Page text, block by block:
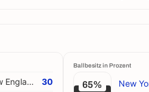
New England
30
Ballbesitz in Prozent
65%
New